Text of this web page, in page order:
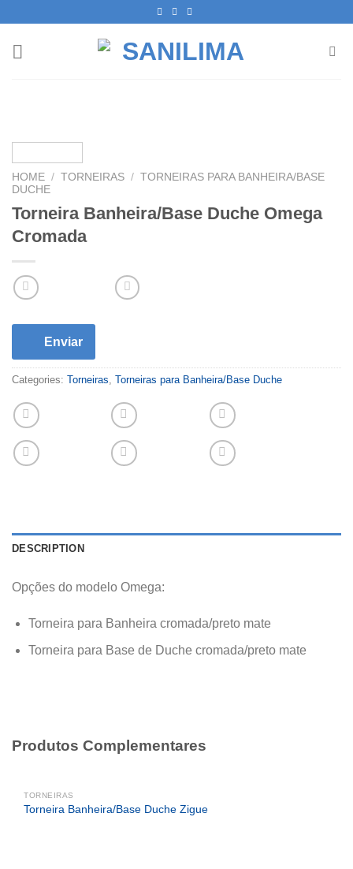
content
HOME / TORNEIRAS / TORNEIRAS PARA BANHEIRA/BASE
DUCHE
Torneira Banheira/Base Duche Omega
Cromada
Enviar
Categories: Torneiras, Torneiras para Banheira/Base Duche
DESCRIPTION
Opções do modelo Omega:
Torneira para Banheira cromada/preto mate
Torneira para Base de Duche cromada/preto mate
Produtos Complementares
TORNEIRAS
Torneira Banheira/Base Duche Zigue